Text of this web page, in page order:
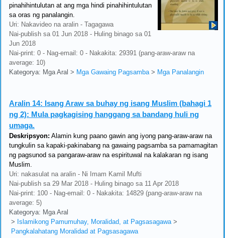
pinahihintulutan at ang mga hindi pinahihintulutan
sa oras ng panalangin.
Uri: Nakavideo na aralin - Tagagawa
Nai-publish sa 01 Jun 2018 - Huling binago sa 01
Jun 2018
Nai-print: 0 - Nag-email: 0 - Nakakita: 29391 (pang-araw-araw na
average: 10)
Kategorya: Mga Aral > Mga Gawaing Pagsamba> Mga Panalangin
Aralin 14: Isang Araw sa buhay ng isang Muslim (bahagi 1
ng 2): Mula pagkagising hanggang sa bandang huli ng
umaga.
Deskripsyon: Alamin kung paano gawin ang iyong pang-araw-araw na
tungkulin sa kapaki-pakinabang na gawaing pagsamba sa pamamagitan
ng pagsunod sa pangaraw-araw na espirituwal na kalakaran ng isang
Muslim.
Uri: nakasulat na aralin - Ni Imam Kamil Mufti
Nai-publish sa 29 Mar 2018 - Huling binago sa 11 Apr 2018
Nai-print: 100 - Nag-email: 0 - Nakakita: 14829 (pang-araw-araw na
average: 5)
Kategorya: Mga Aral
> Islamikong Pamumuhay, Moralidad, at Pagsasagawa>
Pangkalahatang Moralidad at Pagsasagawa